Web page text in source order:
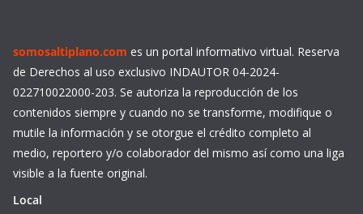
somosaltiplano.com es un portal informativo virtual. Reserva
de Derechos al uso exclusivo INDAUTOR 04-2024-
022710022000-203. Se autoriza la reproducción de los
contenidos siempre y cuando no se transforme, modifique o
mutile la información y se otorgue el crédito completo al
medio, reportero y/o colaborador del mismo así como una liga
visible a la fuente original.
Local